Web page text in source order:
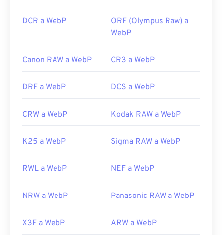
DCR a WebP
ORF (Olympus Raw) a
WebP
Canon RAW a WebP CR3 a WebP
DRF a WebP DCS a WebP
CRW a WebP Kodak RAW a WebP
K25 a WebP Sigma RAW a WebP
RWL a WebP NEF a WebP
NRW a WebP Panasonic RAW a WebP
X3F a WebP ARW a WebP